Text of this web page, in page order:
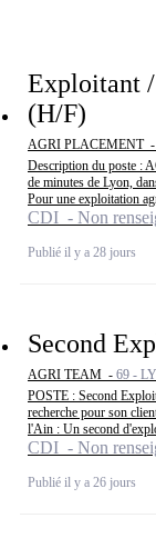
Exploitant
(H/F)
AGRI PLACEMENT -
Description du poste :
de minutes de Lyon,
Pour une exploitation
CDI - Non
Publié il y a 28 jours
Second
AGRI TEAM - 69 -
POSTE : Second
recherche pour son
l'Ain : Un second
CDI - Non
Publié il y a 26 jours